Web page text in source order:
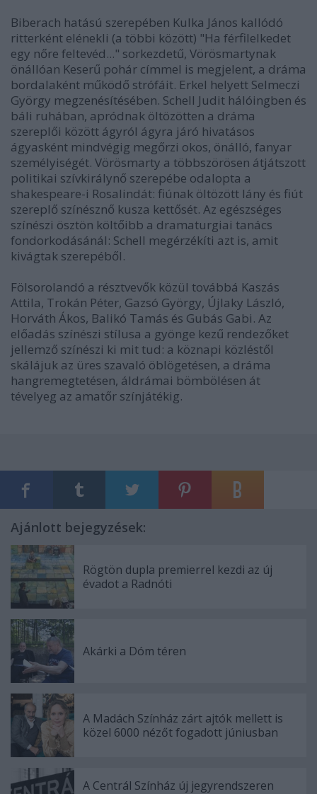
Biberach hatású szerepében Kulka János kallódó
ritterként elénekli (a többi között) "Ha férfilelkedet
egy nőre feltevéd..." sorkezdetű, Vörösmartynak
önállóan Keserű pohár címmel is megjelent, a dráma
bordalaként működő strófáit. Erkel helyett Selmeczi
György megzenésítésében. Schell Judit hálóingben és
báli ruhában, apródnak öltözötten a dráma
szereplői között ágyról ágyra járó hivatásos
ágyasként mindvégig megőrzi okos, önálló, fanyar
személyiségét. Vörösmarty a többszörösen átjátszott
politikai szívkirálynő szerepébe odalopta a
shakespeare-i Rosalindát: fiúnak öltözött lány és fiút
szereplő színésznő kusza kettősét. Az egészséges
színészi ösztön költőibb a dramaturgiai tanács
fondorkodásánál: Schell megérzékíti azt is, amit
kivágtak szerepéből.
Fölsorolandó a résztvevők közül továbbá Kaszás
Attila, Trokán Péter, Gazsó György, Újlaky László,
Horváth Ákos, Balikó Tamás és Gubás Gabi. Az
előadás színészi stílusa a gyönge kezű rendezőket
jellemző színészi ki mit tud: a köznapi közléstől
skálájuk az üres szavaló öblögetésen, a dráma
hangremegtetésen, áldrámai bömbölésen át
tévelyeg az amatőr színjátékig.
Ajánlott bejegyzések:
Rögtön dupla premierrel kezdi az új
évadot a Radnóti
Akárki a Dóm téren
A Madách Színház zárt ajtók mellett is
közel 6000 nézőt fogadott júniusban
A Centrál Színház új jegyrendszeren